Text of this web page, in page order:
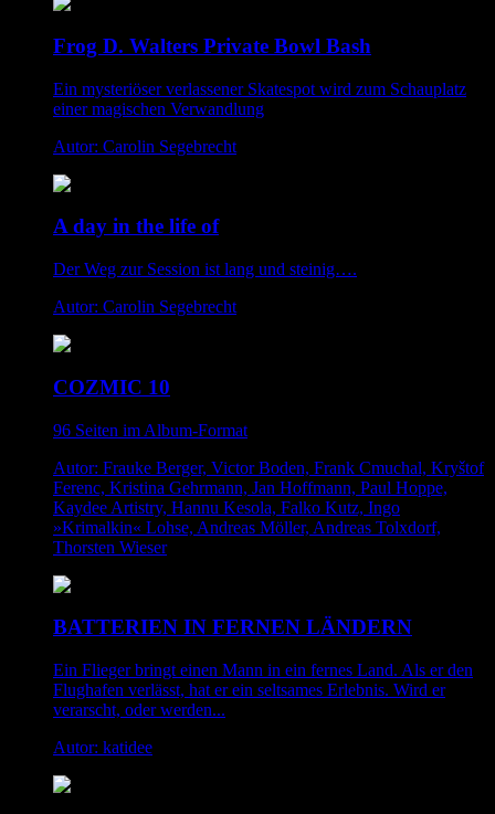
Frog D. Walters Private Bowl Bash
Ein mysteriöser verlassener Skatespot wird zum Schauplatz
einer magischen Verwandlung
Autor: Carolin Segebrecht
A day in the life of
Der Weg zur Session ist lang und steinig….
Autor: Carolin Segebrecht
COZMIC 10
96 Seiten im Album-Format
Autor: Frauke Berger, Victor Boden, Frank Cmuchal, Kryštof
Ferenc, Kristina Gehrmann, Jan Hoffmann, Paul Hoppe,
Kaydee Artistry, Hannu Kesola, Falko Kutz, Ingo
»Krimalkin« Lohse, Andreas Möller, Andreas Tolxdorf,
Thorsten Wieser
BATTERIEN IN FERNEN LÄNDERN
Ein Flieger bringt einen Mann in ein fernes Land. Als er den
Flughafen verlässt, hat er ein seltsames Erlebnis. Wird er
verarscht, oder werden...
Autor: katidee